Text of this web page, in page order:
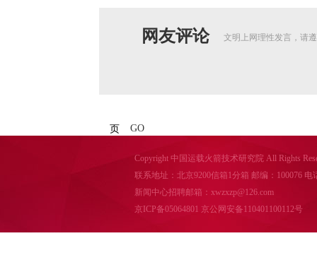
网友评论 文明上网理性发言，请
页 GO
Copyright 中国运载火箭技术研究院 All Rights
联系地址：北京9200信箱1分箱 邮编：100076 电
新闻中心招聘邮箱：xwzxzp@126.com
京ICP备05064801 京公网安备110401100112号